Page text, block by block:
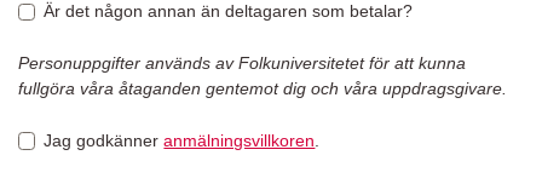
Är det någon annan än deltagaren som betalar?
Personuppgifter används av Folkuniversitetet för att kunna
fullgöra våra åtaganden gentemot dig och våra uppdragsgivare.
Jag godkänneranmälningsvillkoren